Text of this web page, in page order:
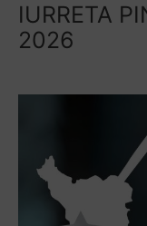
IURRETA
2026